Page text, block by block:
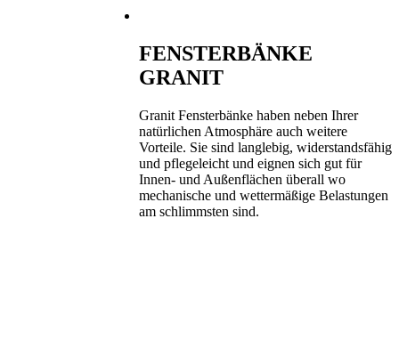
FENSTERBÄNKE
GRANIT
Granit Fensterbänke haben neben Ihrer
natürlichen Atmosphäre auch weitere
Vorteile. Sie sind langlebig, widerstandsfähig
und pflegeleicht und eignen sich gut für
Innen- und Außenflächen überall wo
mechanische und wettermäßige Belastungen
am schlimmsten sind.